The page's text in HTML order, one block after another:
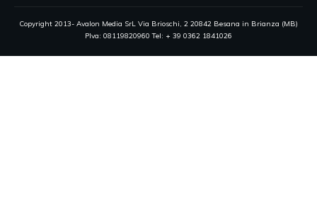
Copyright 2013- Avalon Media SrL Via Brioschi, 2 20842 Besana in Brianza (MB)
PIva: 08119820960 Tel: + 39 0362 1841026